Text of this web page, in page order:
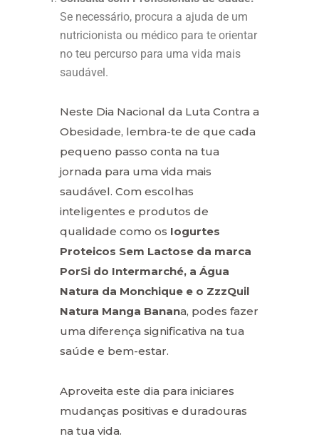
Se necessário, procura a ajuda de um
nutricionista ou médico para te orientar
no teu percurso para uma vida mais
saudável.
Neste Dia Nacional da Luta Contra a
Obesidade, lembra-te de que cada
pequeno passo conta na tua
jornada para uma vida mais
saudável. Com escolhas
inteligentes e produtos de
qualidade como os Iogurtes
Proteicos Sem Lactose da marca
PorSi do Intermarché, a Água
Natura da Monchique e o ZzzQuil
Natura Manga Banana, podes fazer
uma diferença significativa na tua
saúde e bem-estar.
Aproveita este dia para iniciares
mudanças positivas e duradouras
na tua vida.